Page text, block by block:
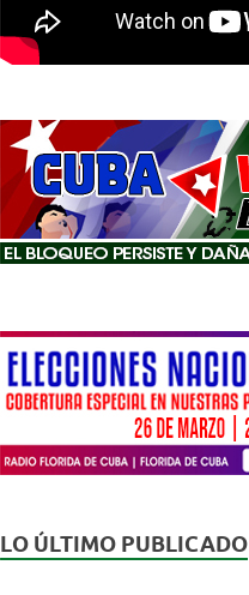
LO ÚLTIMO PUBLICADO